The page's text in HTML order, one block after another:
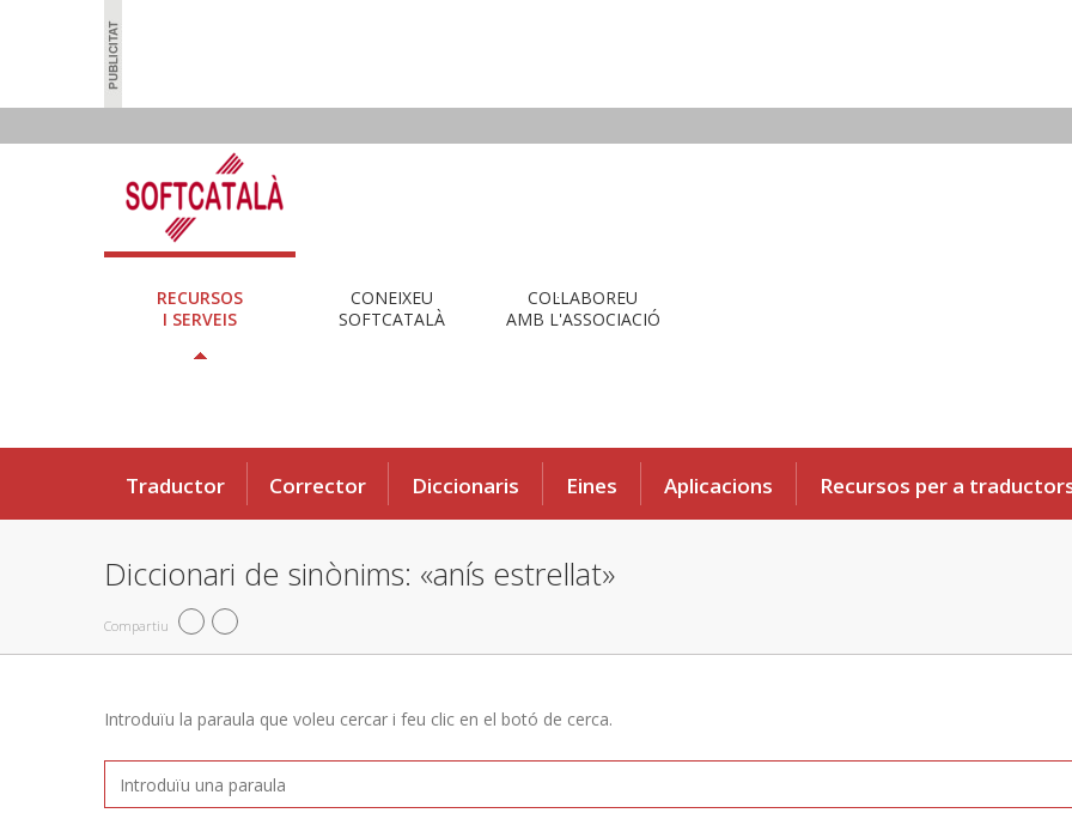
RECURSOS
I SERVEIS
CONEIXEU
SOFTCATALÀ
COL·LABOREU
AMB L'ASSOCIACIÓ
Traductor Corrector Diccionaris Eines Aplicacions Recursos per a
Diccionari de sinònims: «anís estrellat»
Compartiu
Introduïu la paraula que voleu cercar i feu clic en el botó de cerca.